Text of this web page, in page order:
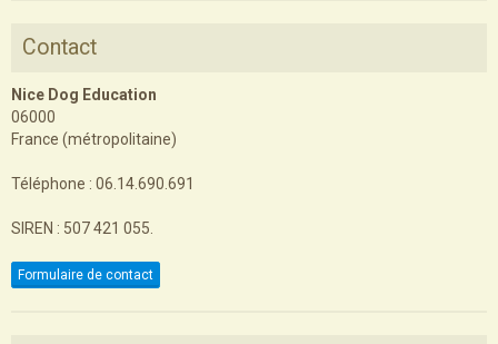
Contact
Nice Dog Education
06000
France (métropolitaine)
Téléphone : 06.14.690.691
SIREN : 507 421 055.
Formulaire de contact